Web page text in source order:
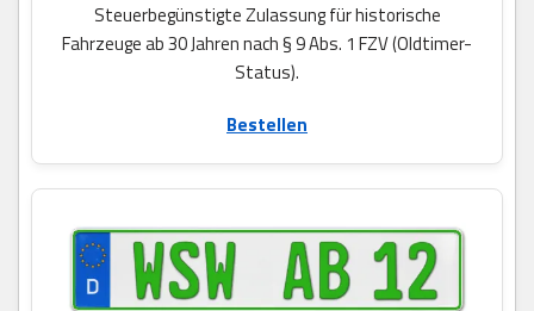
Steuerbegünstigte Zulassung für historische
Fahrzeuge ab 30 Jahren nach § 9 Abs. 1 FZV (Oldtimer-
Status).
Bestellen